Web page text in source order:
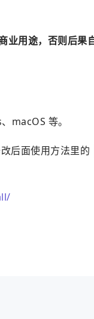
业用途，否则后果
macOS 等。
后面使用方法里的